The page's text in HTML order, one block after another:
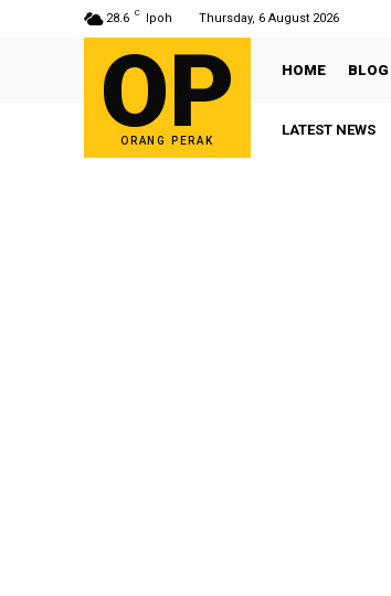
28.6 C Ipoh Thursday, 6 August 2026
OP
ORANG PERAK
HOME BLOG
LATEST NEWS